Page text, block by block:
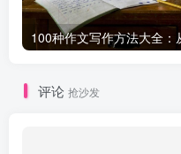
评论 抢沙发